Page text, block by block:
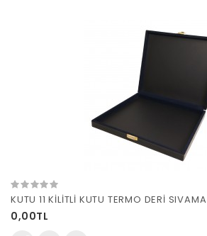
KUTU 11 KİLİTLİ KUTU TERMO DERİ SIVAMA
0,00TL